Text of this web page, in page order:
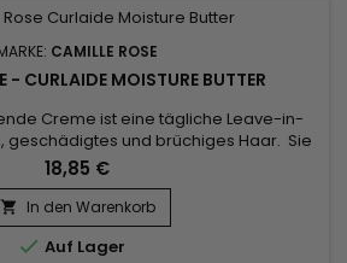
CAMILLE ROSE
- CURLAIDE MOISTURE BUTTER
Creme ist eine tägliche Leave-in-
geschädigtes und brüchiges Haar. Sie
der Haarfaser ein, repariert sie und
seidiges Material. Camille
Butter umhüllt das Haar auf seiner
die Schuppenschicht zu versiegeln
und...
18,85 €
 In den Warenkorb
 Auf Lager